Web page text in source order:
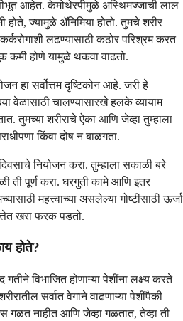
आहेत. केमोथेरपीमुळे अस्थिमज्जाची लाल
होते, ज्यामुळे ॲनिमिया होतो. तुमचे शरीर
लढण्यासाठी कठोर परिश्रम करत
होणे यामुळे थकवा वाढतो.
हा सर्वोत्तम दृष्टिकोन आहे. जरी हे
वेळासाठी चालण्यासारखे हलके व्यायाम
तुमच्या शरीराचे ऐका आणि जेव्हा तुम्हाला
किंवा दोष न बाळगता.
नियोजन करा. तुम्हाला सकाळी बरे
ती पूर्ण करा. घरगुती कामे आणि इतर
महत्त्वाच्या असलेल्या गोष्टींसाठी ऊर्जा
खरा फरक पडतो.
होते?
विभाजित होणाऱ्या पेशींना लक्ष्य करते
सर्वात वेगाने वाढणाऱ्या पेशींपैकी
नाहीत आणि जेव्हा गळतात, तेव्हा ती